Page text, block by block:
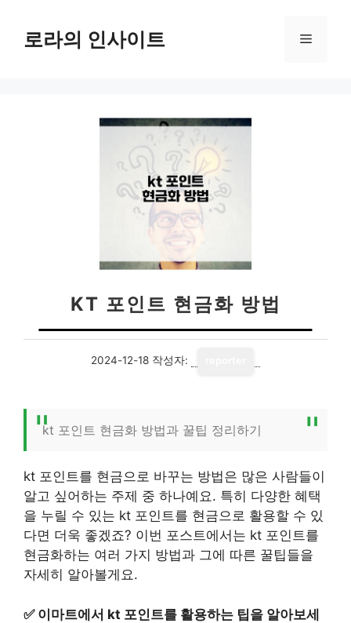
로라의 인사이트 메
KT 포인트 현금화 방법
2024-12-18 작성자:
kt 포인트 현금화 방법과 꿀팁 정리하기
kt 포인트를 현금으로 바꾸는 방법은 많은 사람들이
알고 싶어하는 주제 중 하나예요. 특히 다양한 혜택
을 누릴 수 있는 kt 포인트를 현금으로 활용할 수 있
다면 더욱 좋겠죠? 이번 포스트에서는 kt 포인트를
현금화하는 여러 가지 방법과 그에 따른 꿀팁들을
자세히 알아볼게요.
✅ 이마트에서 kt 포인트를 활용하는 팁을 알아보세